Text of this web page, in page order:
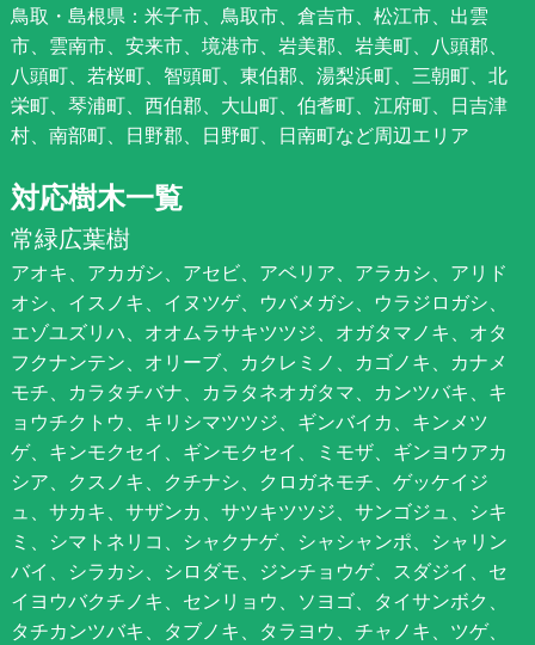
鳥取・島根県：米子市、鳥取市、倉吉市、松江市、出雲
市、雲南市、安来市、境港市、岩美郡、岩美町、八頭郡、
八頭町、若桜町、智頭町、東伯郡、湯梨浜町、三朝町、北
栄町、琴浦町、西伯郡、大山町、伯耆町、江府町、日吉津
村、南部町、日野郡、日野町、日南町など周辺エリア
対応樹木一覧
常緑広葉樹
アオキ、アカガシ、アセビ、アベリア、アラカシ、アリド
オシ、イスノキ、イヌツゲ、ウバメガシ、ウラジロガシ、
エゾユズリハ、オオムラサキツツジ、オガタマノキ、オタ
フクナンテン、オリーブ、カクレミノ、カゴノキ、カナメ
モチ、カラタチバナ、カラタネオガタマ、カンツバキ、キ
ョウチクトウ、キリシマツツジ、ギンバイカ、キンメツ
ゲ、キンモクセイ、ギンモクセイ、ミモザ、ギンヨウアカ
シア、クスノキ、クチナシ、クロガネモチ、ゲッケイジ
ュ、サカキ、サザンカ、サツキツツジ、サンゴジュ、シキ
ミ、シマトネリコ、シャクナゲ、シャシャンポ、シャリン
バイ、シラカシ、シロダモ、ジンチョウゲ、スダジイ、セ
イヨウバクチノキ、センリョウ、ソヨゴ、タイサンボク、
タチカンツバキ、タブノキ、タラヨウ、チャノキ、ツゲ、